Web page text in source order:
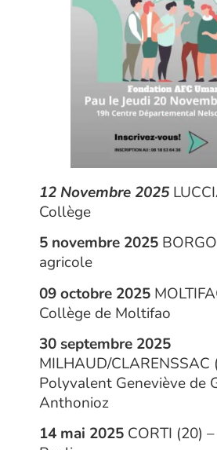
12 Novembre 2025
Collège
5 novembre 2025
agricole
09 octobre 2025
Collège de Moltifao
30 septembre 2025
MILHAUD/CLARENSSAC
Polyvalent Geneviève de
Anthonioz
14 mai 2025 CORTI (20)